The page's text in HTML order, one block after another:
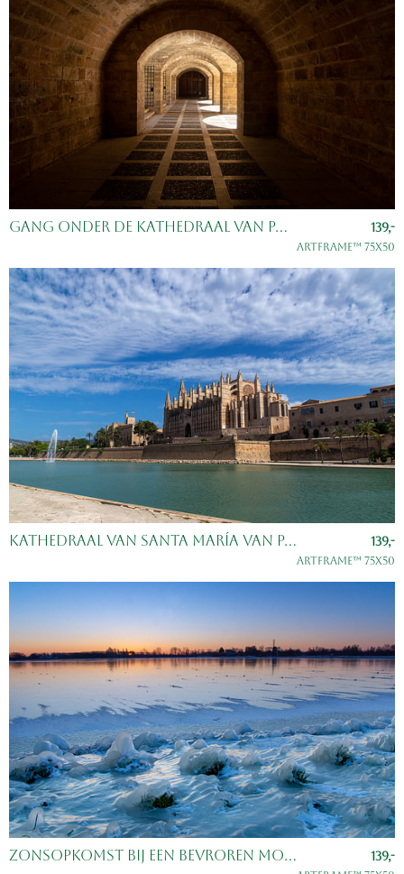
Gang onder de Kathedraal van Palma, Majorca, Spanje 139,-
ArtFrame™ 75x50
Kathedraal van Santa María van Palma, Majorca, Spanje 139,-
ArtFrame™ 75x50
Zonsopkomst bij een bevroren Molenplas in Haarlem 139,-